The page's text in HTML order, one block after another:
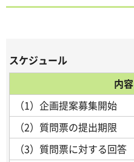
スケジュール
内容
（1）企画提案募集開始
（2）質問票の提出期限
（3）質問票に対する回答